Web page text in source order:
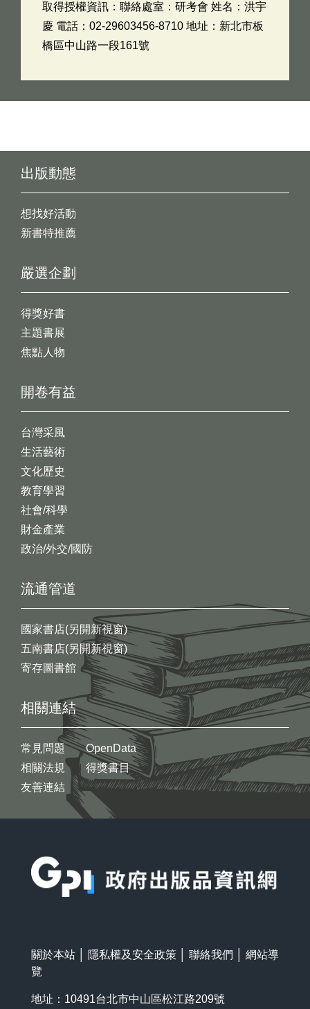
取得授權資訊：聯絡處室：研考會 姓名：洪宇
慶 電話：02-29603456-8710 地址：新北市板
橋區中山路一段161號
出版動態
想找好活動
新書特推薦
開卷有益
台灣采風
生活藝術
文化歷史
教育學習
社會/科學
財金產業
政治/外交/國防
嚴選企劃
得獎好書
主題書展
焦點人物
流通管道
國家書店(另開新視窗)
五南書店(另開新視窗)
寄存圖書館
相關連結
常見問題
相關法規
友善連結
OpenData
得獎書目
關於本站 隱私權及安全政策 聯絡我們
網站導
覽
地址：10491台北市中山區松江路209號